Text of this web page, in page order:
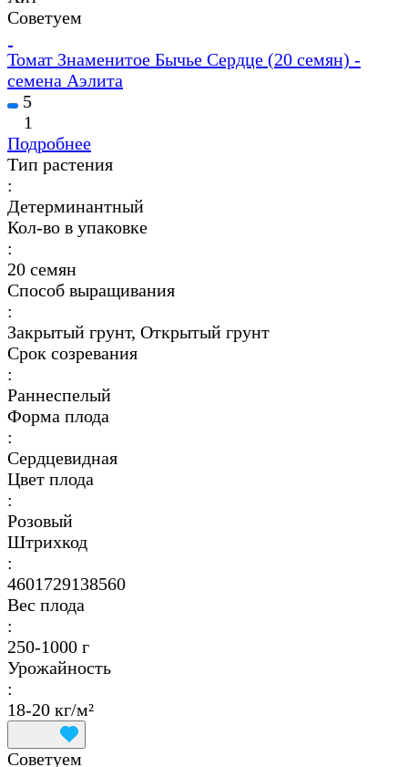
Советуем
Томат Знаменитое Бычье Сердце (20 семян) -
семена Аэлита
5
1
Подробнее
Тип растения
:
Детерминантный
Кол-во в упаковке
:
20 семян
Способ выращивания
:
Закрытый грунт, Открытый грунт
Срок созревания
:
Раннеспелый
Форма плода
:
Сердцевидная
Цвет плода
:
Розовый
Штрихкод
:
4601729138560
Вес плода
:
250-1000 г
Урожайность
:
18-20 кг/м²
Советуем